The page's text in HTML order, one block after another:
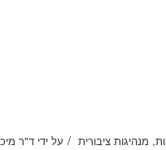
, מנהיגות ציבורית / על ידי ד"ר